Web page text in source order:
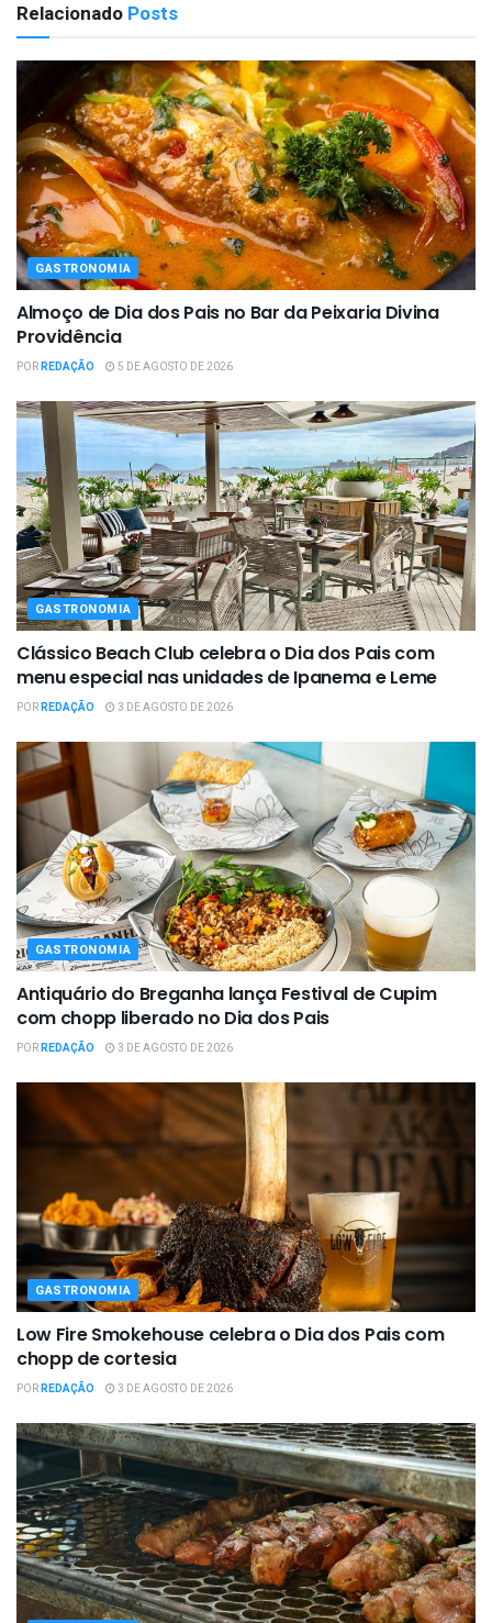
Relacionado Posts
GASTRONOMIA
Almoço de Dia dos Pais no Bar da Peixaria Divina
Providência
PORREDAÇÃO 5 DE AGOSTO DE 2026
GASTRONOMIA
Clássico Beach Club celebra o Dia dos Pais com
menu especial nas unidades de Ipanema e Leme
PORREDAÇÃO 3 DE AGOSTO DE 2026
GASTRONOMIA
Antiquário do Breganha lança Festival de Cupim
com chopp liberado no Dia dos Pais
PORREDAÇÃO 3 DE AGOSTO DE 2026
GASTRONOMIA
Low Fire Smokehouse celebra o Dia dos Pais com
chopp de cortesia
PORREDAÇÃO 3 DE AGOSTO DE 2026